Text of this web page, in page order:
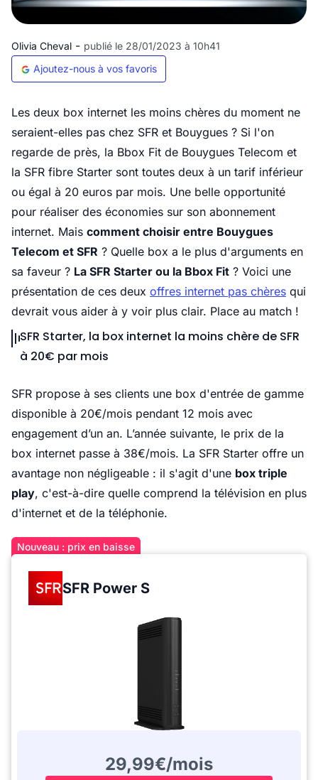
Olivia Cheval - publié le 28/01/2023 à 10h41
Ajoutez-nous à vos favoris
Les deux box internet les moins chères du moment ne
seraient-elles pas chez SFR et Bouygues ? Si l'on
regarde de près, la Bbox Fit de Bouygues Telecom et
la SFR fibre Starter sont toutes deux à un tarif inférieur
ou égal à 20 euros par mois. Une belle opportunité
pour réaliser des économies sur son abonnement
internet. Mais comment choisir entre Bouygues
Telecom et SFR ? Quelle box a le plus d'arguments en
sa faveur ? La SFR Starter ou la Bbox Fit ? Voici une
présentation de ces deux offres internet pas chères qui
devrait vous aider à y voir plus clair. Place au match !
SFR Starter, la box internet la moins chère de SFR
à 20€ par mois
SFR propose à ses clients une box d'entrée de gamme
disponible à 20€/mois pendant 12 mois avec
engagement d’un an. L’année suivante, le prix de la
box internet passe à 38€/mois. La SFR Starter offre un
avantage non négligeable : il s'agit d'une box triple
play, c'est-à-dire quelle comprend la télévision en plus
d'internet et de la téléphonie.
Nouveau : prix en baisse
SFR Power S
29,99€/mois